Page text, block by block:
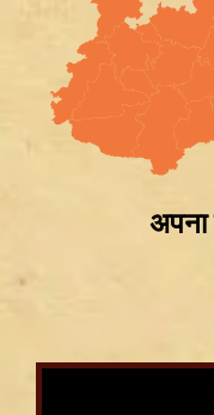
सम्मानजनक नौकरी